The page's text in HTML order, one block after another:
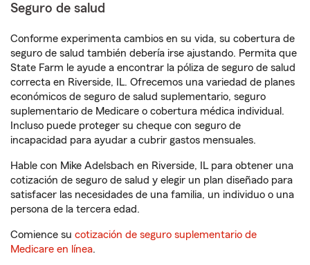
Seguro de salud
Conforme experimenta cambios en su vida, su cobertura de
seguro de salud también debería irse ajustando. Permita que
State Farm le ayude a encontrar la póliza de seguro de salud
correcta en Riverside, IL. Ofrecemos una variedad de planes
económicos de seguro de salud suplementario, seguro
suplementario de Medicare o cobertura médica individual.
Incluso puede proteger su cheque con seguro de
incapacidad para ayudar a cubrir gastos mensuales.
Hable con Mike Adelsbach en Riverside, IL para obtener una
cotización de seguro de salud y elegir un plan diseñado para
satisfacer las necesidades de una familia, un individuo o una
persona de la tercera edad.
Comience su cotización de seguro suplementario de
Medicare en línea.